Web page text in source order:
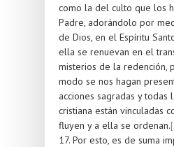
como la del culto que los
Padre, adorándolo por
de Dios, en el Espíritu
ella se renuevan en el
misterios de la redención,
modo se nos hagan
acciones sagradas y todas
cristiana están vinculadas
fluyen y a ella se ordenan.
17. Por esto, es de suma